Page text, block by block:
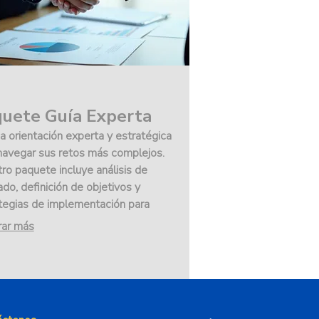
Guía Experta
orientación experta y estratégica
sus retos más complejos.
paquete incluye análisis de
definición de objetivos y
de implementación para
su ventaja competitiva.
más